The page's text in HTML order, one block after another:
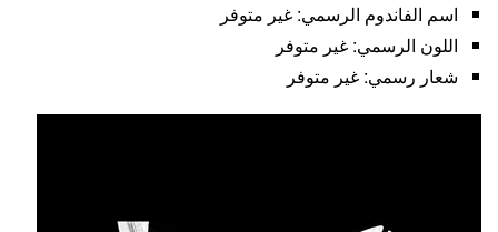
اسم الفاندوم الرسمي: غير متوفر
اللون الرسمي: غير متوفر
شعار رسمي: غير متوفر